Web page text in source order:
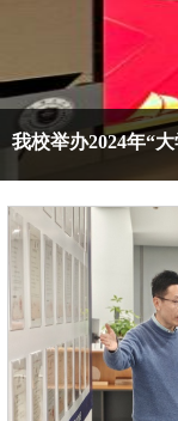
我校举办2024年“